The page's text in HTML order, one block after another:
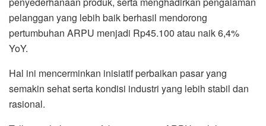
pelanggan yang lebih baik berhasil mendorong
pertumbuhan ARPU menjadi Rp45.100 atau naik 6,4%
YoY.
Hal ini mencerminkan inisiatif perbaikan pasar yang
semakin sehat serta kondisi industri yang lebih stabil dan
rasional.